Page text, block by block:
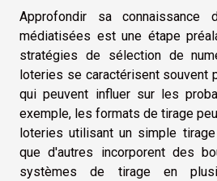
Approfondir sa connaissance
médiatisées est une étape
stratégies de sélection de
loteries se caractérisent souvent
qui peuvent influer sur les
exemple, les formats de tirage
loteries utilisant un simple
que d'autres incorporent des
systèmes de tirage en